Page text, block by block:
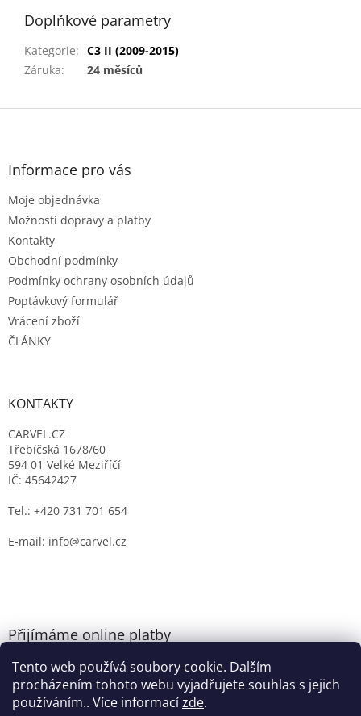
Tento web používá soubory cookie. Dalším
procházením tohoto webu vyjadřujete souhlas s jejich
používáním.. Více informacízde.
Doplňkové parametry
Kategorie: C3 II (2009-2015)
Záruka: 24 měsíců
Z
Informace pro vás
Moje objednávka
Možnosti dopravy a platby
Kontakty
Obchodní podmínky
Podmínky ochrany osobních údajů
Poptávkový formulář
Vrácení zboží
ČLÁNKY
KONTAKTY
CARVEL.CZ
Třebíčská 1678/60
594 01 Velké Meziříčí
IČ: 45642427
Tel.: +420 731 701 654
E-mail: info@carvel.cz
Přijímáme online platby